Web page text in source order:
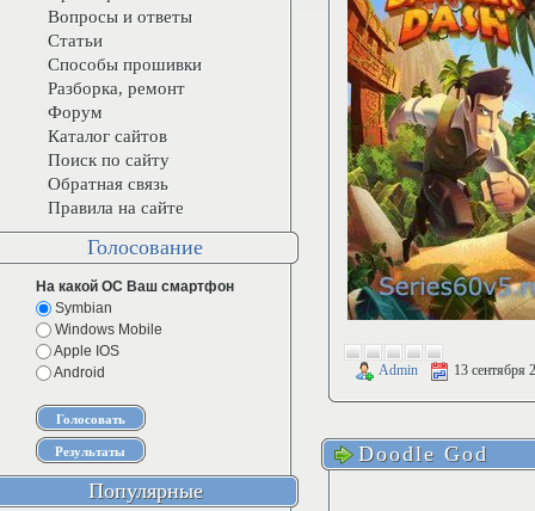
Admin 13 сентября
Doodle God
Вопросы и ответы
Статьи
Способы прошивки
Разборка, ремонт
Форум
Каталог сайтов
Поиск по сайту
Обратная связь
Правила на сайте
Голосование
На какой ОС Ваш смартфон
Symbian
Windows Mobile
Apple IOS
Android
Популярные